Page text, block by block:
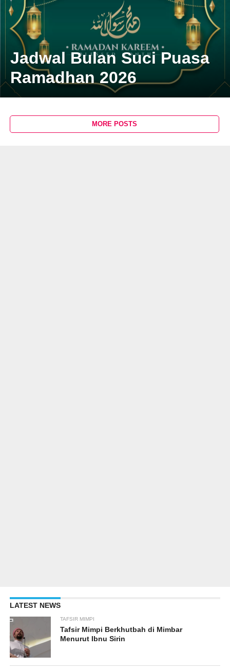
Jadwal Bulan Suci Puasa
Ramadhan 2026
MORE POSTS
LATEST NEWS
TAFSIR MIMPI
Tafsir Mimpi Berkhutbah di Mimbar
Menurut Ibnu Sirin